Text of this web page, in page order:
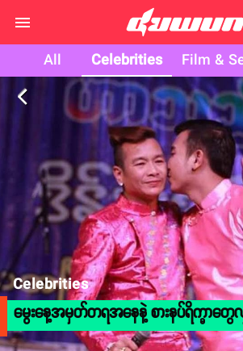
All Celebrities Film &
arrow_back_ios
Celebrities
မွေးနေ့အမှတ်တရအနေနဲ့ စားနပ်ရိက္ခာတွ